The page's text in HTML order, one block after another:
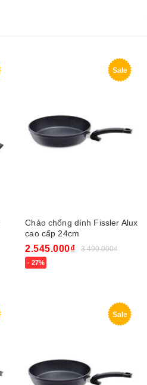
Sale
Chảo chống dính Fissler Alux
cao cấp 24cm
2.545.000₫ 3.490.000₫
- 27%
Sale